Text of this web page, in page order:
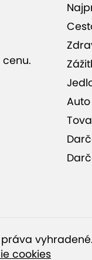
hodnotenia (77)
Auto
práva vyhradené.
cookies